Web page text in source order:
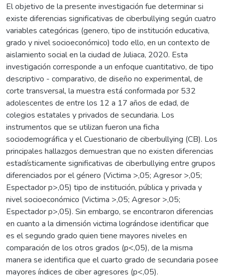
El objetivo de la presente investigación fue determinar si
existe diferencias significativas de ciberbullying según cuatro
variables categóricas (genero, tipo de institución educativa,
grado y nivel socioeconómico) todo ello, en un contexto de
aislamiento social en la ciudad de Juliaca, 2020. Esta
investigación corresponde a un enfoque cuantitativo, de tipo
descriptivo - comparativo, de diseño no experimental, de
corte transversal, la muestra está conformada por 532
adolescentes de entre los 12 a 17 años de edad, de
colegios estatales y privados de secundaria. Los
instrumentos que se utilizan fueron una ficha
sociodemográfica y el Cuestionario de ciberbullying (CB). Los
principales hallazgos demuestran que no existen diferencias
estadísticamente significativas de ciberbullying entre grupos
diferenciados por el género (Victima >,05; Agresor >,05;
Espectador p>,05) tipo de institución, pública y privada y
nivel socioeconómico (Victima >,05; Agresor >,05;
Espectador p>,05). Sin embargo, se encontraron diferencias
en cuanto a la dimensión victima lográndose identificar que
es el segundo grado quien tiene mayores niveles en
comparación de los otros grados (p<,05), de la misma
manera se identifica que el cuarto grado de secundaria posee
mayores índices de ciber agresores (p<,05).